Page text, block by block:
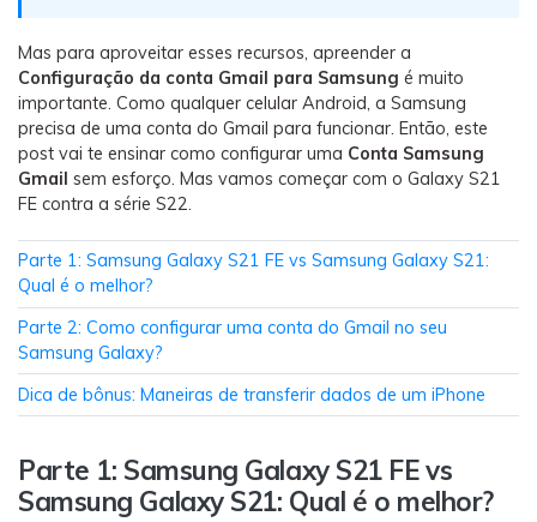
Recuperar visulização única de WhatsApp
Recupere todas as mídias de visulização única do
WhatsApp — fotos, vídeos e mensagens de voz.
App
Mutsapper
Transferir dados do WhatsApp e WhatsApp
Business sem redefinição de fábrica.
Transferir dados do telefone, dados do
WhatsApp e arquivos entre dispositivos.
Mas para aproveitar esses recursos, apreender a
Configuração da conta Gmail para Samsung é muito
importante. Como qualquer celular Android, a Samsung
precisa de uma conta do Gmail para funcionar. Então, este
post vai te ensinar como configurar uma Conta Samsung
Gmail sem esforço. Mas vamos começar com o Galaxy S21
FE contra a série S22.
Parte 1: Samsung Galaxy S21 FE vs Samsung Galaxy S21:
Qual é o melhor?
Parte 2: Como configurar uma conta do Gmail no seu
Samsung Galaxy?
Dica de bônus: Maneiras de transferir dados de um iPhone
Parte 1: Samsung Galaxy S21 FE vs
Samsung Galaxy S21: Qual é o melhor?